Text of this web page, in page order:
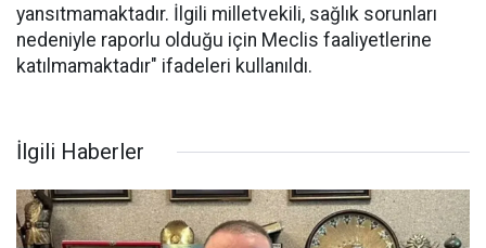
yansıtmamaktadır. İlgili milletvekili, sağlık sorunları
nedeniyle raporlu olduğu için Meclis faaliyetlerine
katılmamaktadır" ifadeleri kullanıldı.
İlgili Haberler